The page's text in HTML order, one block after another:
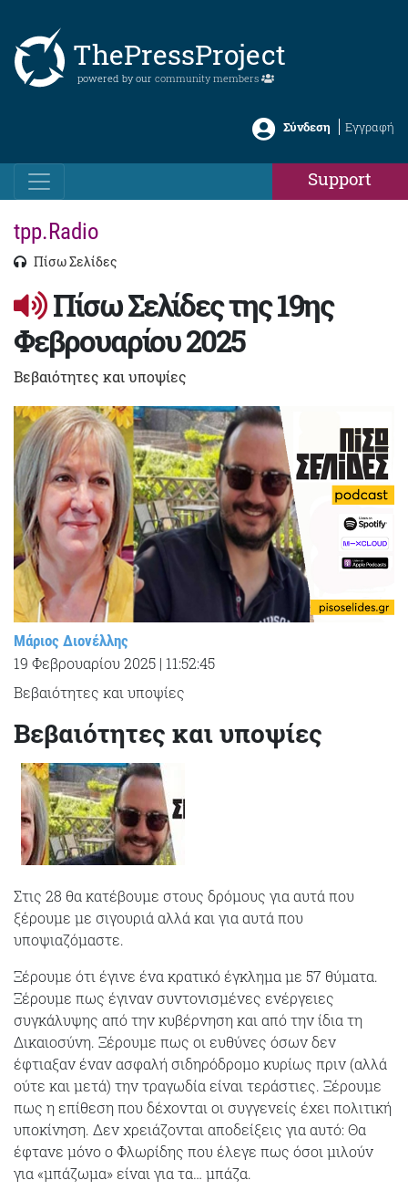
ThePressProject
powered by our community members
Σύνδεση Εγγραφή
Support
tpp.Radio
Πίσω Σελίδες
Πίσω Σελίδες της 19ης
Φεβρουαρίου 2025
Βεβαιότητες και υποψίες
Μάριος Διονέλλης
19 Φεβρουαρίου 2025 | 11:52:45
Βεβαιότητες και υποψίες
Βεβαιότητες και υποψίες
Στις 28 θα κατέβουμε στους δρόμους για αυτά που
ξέρουμε με σιγουριά αλλά και για αυτά που
υποψιαζόμαστε.
Ξέρουμε ότι έγινε ένα κρατικό έγκλημα με 57 θύματα.
Ξέρουμε πως έγιναν συντονισμένες ενέργειες
συγκάλυψης από την κυβέρνηση και από την ίδια τη
Δικαιοσύνη. Ξέρουμε πως οι ευθύνες όσων δεν
έφτιαξαν έναν ασφαλή σιδηρόδρομο κυρίως πριν (αλλά
ούτε και μετά) την τραγωδία είναι τεράστιες. Ξέρουμε
πως η επίθεση που δέχονται οι συγγενείς έχει πολιτική
υποκίνηση. Δεν χρειάζονται αποδείξεις για αυτό: Θα
έφτανε μόνο ο Φλωρίδης που έλεγε πως όσοι μιλούν
για «μπάζωμα» είναι για τα… μπάζα.